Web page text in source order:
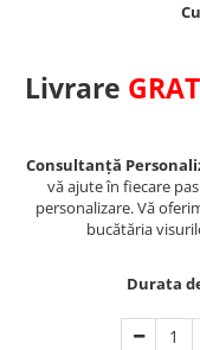
Livrare
Consultanță
vă ajute în fiecare
personalizare. Vă
bucătăria
Durata